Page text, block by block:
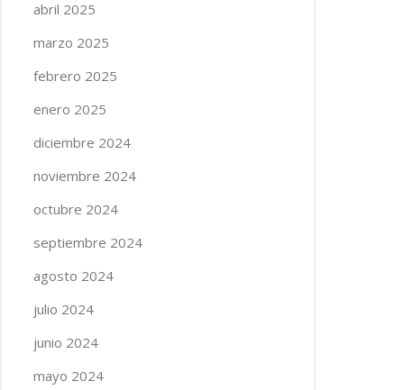
abril 2025
marzo 2025
febrero 2025
enero 2025
diciembre 2024
noviembre 2024
octubre 2024
septiembre 2024
agosto 2024
julio 2024
junio 2024
mayo 2024